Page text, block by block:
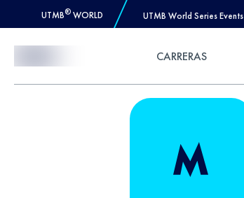
UTMB® WORLD UTMB World Series Events
CARRERAS